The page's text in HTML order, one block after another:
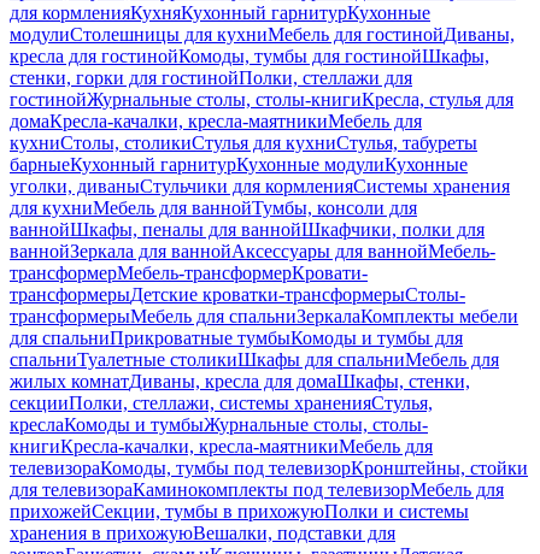
для кормленияКухняКухонный гарнитурКухонные
модулиСтолешницы для кухниМебель для гостинойДиваны,
кресла для гостинойКомоды, тумбы для гостинойШкафы,
стенки, горки для гостинойПолки, стеллажи для
гостинойЖурнальные столы, столы-книгиКресла, стулья для
домаКресла-качалки, кресла-маятникиМебель для
кухниСтолы, столикиСтулья для кухниСтулья, табуреты
барныеКухонный гарнитурКухонные модулиКухонные
уголки, диваныСтульчики для кормленияСистемы хранения
для кухниМебель для ваннойТумбы, консоли для
ваннойШкафы, пеналы для ваннойШкафчики, полки для
ваннойЗеркала для ваннойАксессуары для ваннойМебель-
трансформерМебель-трансформерКровати-
трансформерыДетские кроватки-трансформерыСтолы-
трансформерыМебель для спальниЗеркалаКомплекты мебели
для спальниПрикроватные тумбыКомоды и тумбы для
спальниТуалетные столикиШкафы для спальниМебель для
жилых комнатДиваны, кресла для домаШкафы, стенки,
секцииПолки, стеллажи, системы храненияСтулья,
креслаКомоды и тумбыЖурнальные столы, столы-
книгиКресла-качалки, кресла-маятникиМебель для
телевизораКомоды, тумбы под телевизорКронштейны, стойки
для телевизораКаминокомплекты под телевизорМебель для
прихожейСекции, тумбы в прихожуюПолки и системы
хранения в прихожуюВешалки, подставки для